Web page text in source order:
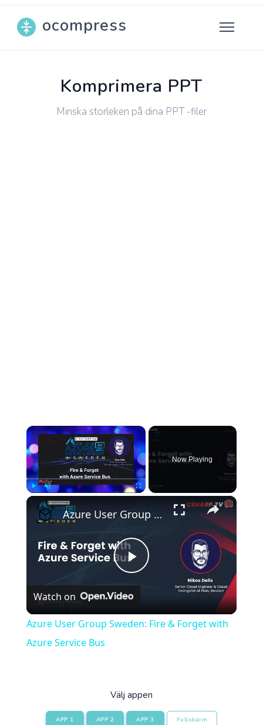
ocompress
Komprimera PPT
Minska storleken på dina PPT -filer
×
Now Playing
×
Play
Video
Azure User Group Sweden: Fire & Forget with Azure Service Bus
Watch on
Azure User Group Sweden: Fire & Forget with
Azure Service Bus
Välj appen
APP 1 APP 2 APP 3 Fullskärm